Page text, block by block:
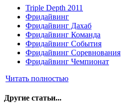
Triple Depth 2011
Фридайвинг
Фридайвинг Дахаб
Фридайвинг Команда
Фридайвинг События
Фридайвинг Соревнования
Фридайвинг Чемпионат
Читать полностью
Другие статьи...